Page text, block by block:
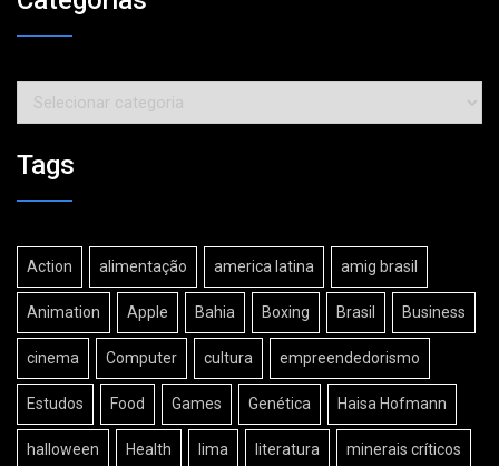
Categorias
Tags
Action alimentação america latina amig brasil
Animation Apple Bahia Boxing Brasil Business
cinema Computer cultura empreendedorismo
Estudos Food Games Genética Haisa Hofmann
halloween Health lima literatura minerais críticos